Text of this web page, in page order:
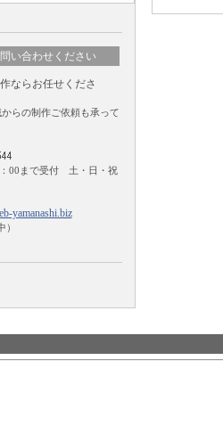
い合わせください
ならお任せくださ
からの制作ご依頼も承って
：00まで受付 土・日・祝
yamanashi.biz
）